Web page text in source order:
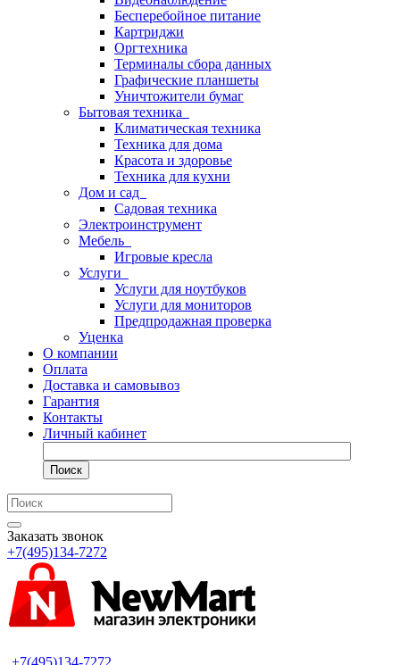
Бесперебойное питание
Картриджи
Оргтехника
Терминалы сбора данных
Графические планшеты
Уничтожители бумаг
Бытовая техника
Климатическая техника
Техника для дома
Красота и здоровье
Техника для кухни
Дом и сад
Садовая техника
Электроинструмент
Мебель
Игровые кресла
Услуги
Услуги для ноутбуков
Услуги для мониторов
Предпродажная проверка
Уценка
О компании
Оплата
Доставка и самовывоз
Гарантия
Контакты
Личный кабинет
Поиск
Заказать звонок
+7(495)134-7272
+7(495)134-7272